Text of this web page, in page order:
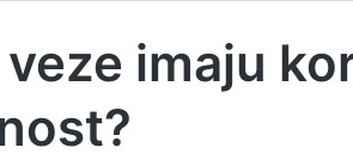
veze imaju